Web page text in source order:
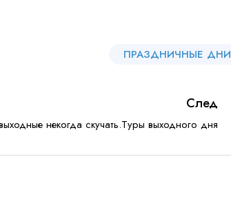
ПРАЗДНИЧНЫЕ ДНИ
След
некогда скучать.Туры выходного дня